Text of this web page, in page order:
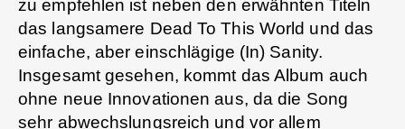
zu empfehlen ist neben den erwähnten Titeln
das langsamere Dead To This World und das
einfache, aber einschlägige (In) Sanity.
Insgesamt gesehen, kommt das Album auch
ohne neue Innovationen aus, da die Song
sehr abwechslungsreich und vor allem